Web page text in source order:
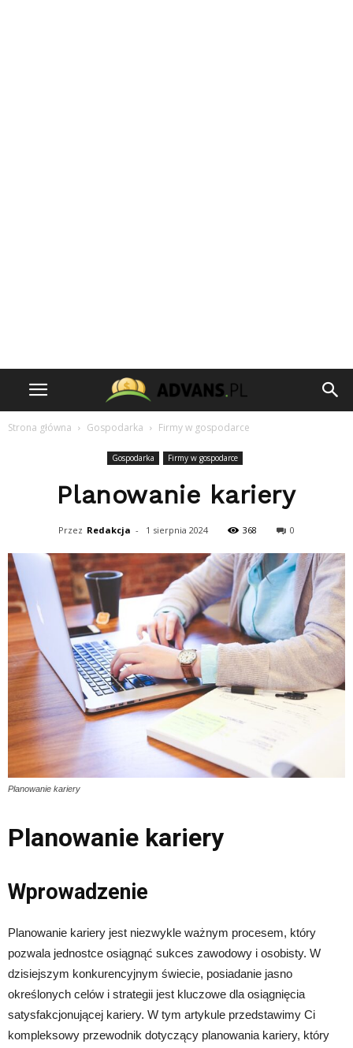
Strona główna Gospodarka Firmy w gospodarce
Gospodarka Firmy w gospodarce
Planowanie kariery
Przez Redakcja - 1 sierpnia 2024 368 0
Planowanie kariery
Planowanie kariery
Wprowadzenie
Planowanie kariery jest niezwykle ważnym procesem, który
pozwala jednostce osiągnąć sukces zawodowy i osobisty. W
dzisiejszym konkurencyjnym świecie, posiadanie jasno
określonych celów i strategii jest kluczowe dla osiągnięcia
satysfakcjonującej kariery. W tym artykule przedstawimy Ci
kompleksowy przewodnik dotyczący planowania kariery, który